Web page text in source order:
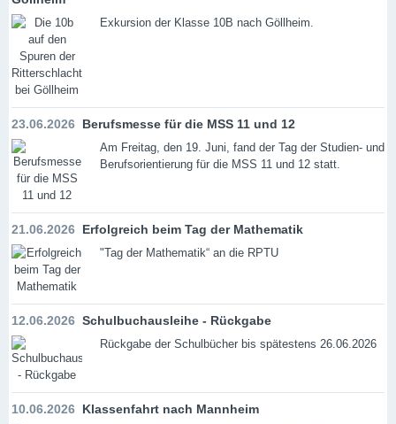
Exkursion der Klasse 10B nach Göllheim.
23.06.2026 Berufsmesse für die MSS 11 und 12
Am Freitag, den 19. Juni, fand der Tag der Studien- und
Berufsorientierung für die MSS 11 und 12 statt.
21.06.2026 Erfolgreich beim Tag der Mathematik
"Tag der Mathematik“ an die RPTU
12.06.2026 Schulbuchausleihe - Rückgabe
Rückgabe der Schulbücher bis spätestens 26.06.2026
10.06.2026 Klassenfahrt nach Mannheim